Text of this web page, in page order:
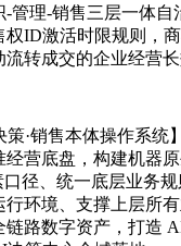
管理-销售三层一体自
权ID激活时限规则，
转成交的企业经营长
策·销售本体操作系统】
营底盘，构建机器原
径、统一底层业务
环境、支撑上层所
链路数字资产，打造